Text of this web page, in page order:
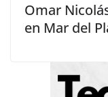
Omar
en Mar del